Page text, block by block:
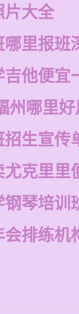
片大全
哪里报班
他便宜
州哪里好
招生宣传
克里里
琴培训
排练机